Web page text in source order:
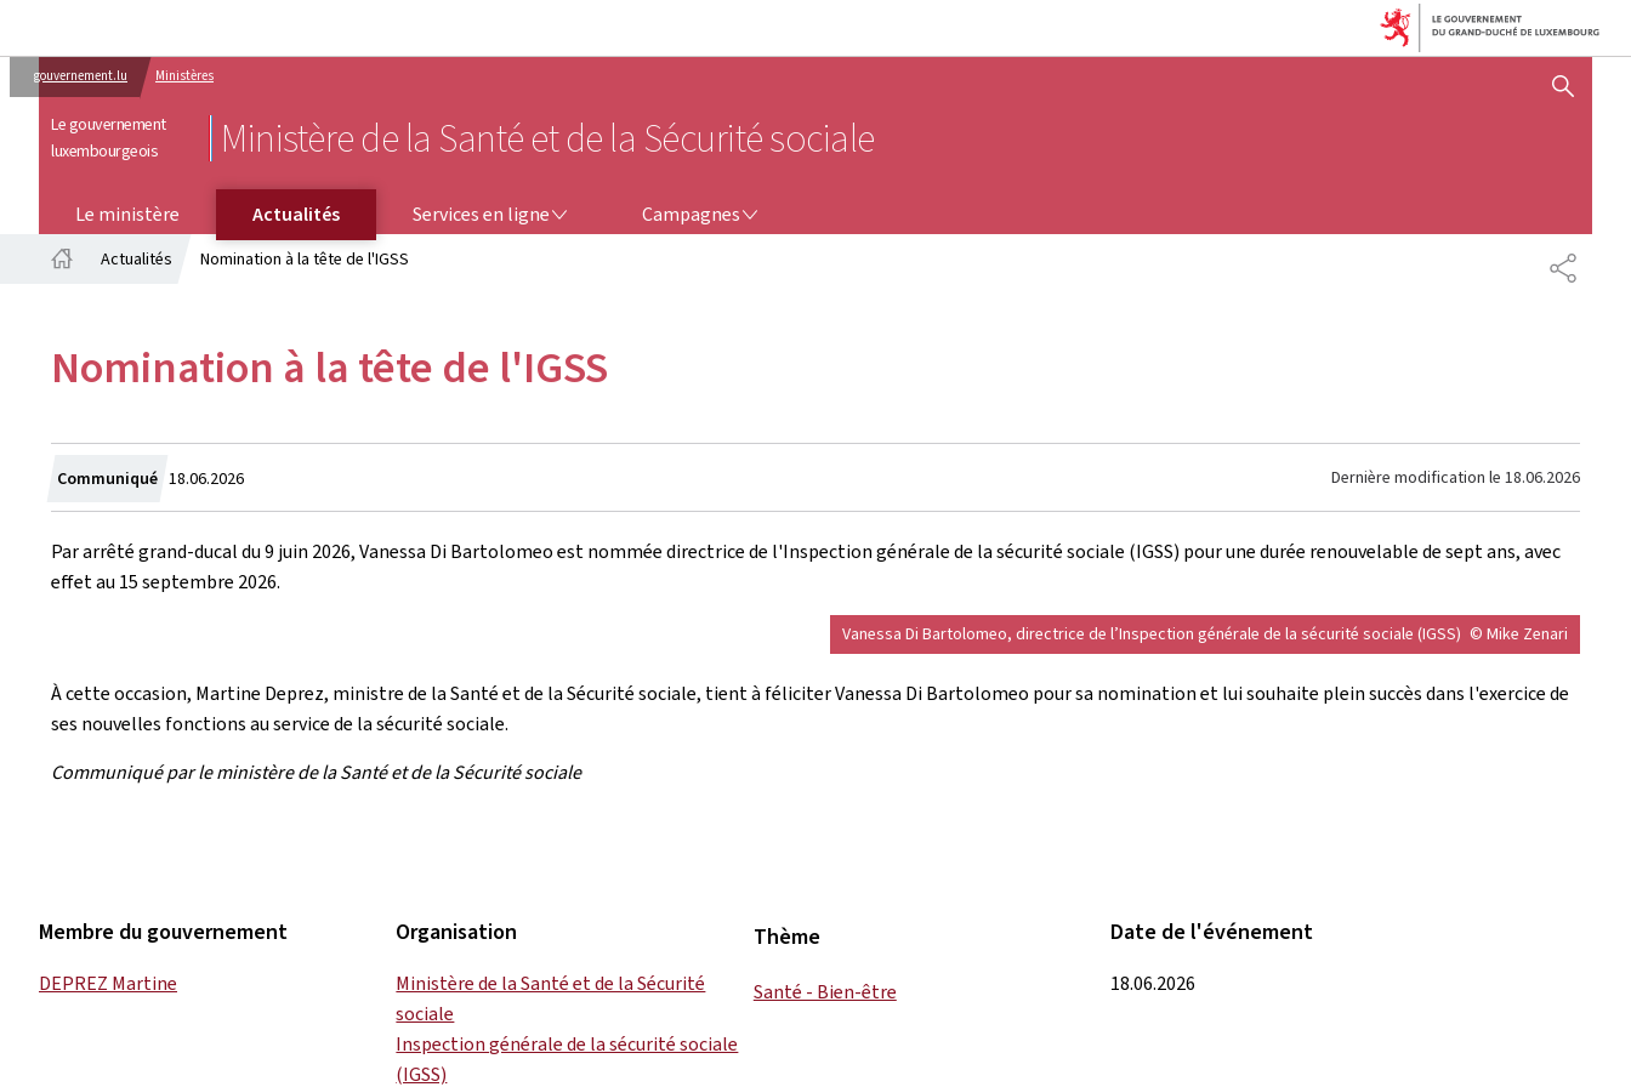
gouvernement.lu Ministères
Le gouvernement
luxembourgeois
Ministère de la Santé et de la Sécurité sociale
AFFICHER / MASQUER
Le ministère Actualités Services en ligne Campagnes
Actualités Nomination à la tête de l'IGSS
Nomination à la tête de l'IGSS
Communiqué Crée
le
18.06.2026 Dernière modification le 18.06.2026
Par arrêté grand-ducal du 9 juin 2026, Vanessa Di Bartolomeo est nommée directrice de l'Inspection générale de la sécurité sociale (IGSS) pour une durée renouvelable de sept ans, avec
effet au 15 septembre 2026.
Vanessa Di Bartolomeo, directrice de l’Inspection générale de la sécurité sociale (IGSS) © Mike Zenari
À cette occasion, Martine Deprez, ministre de la Santé et de la Sécurité sociale, tient à féliciter Vanessa Di Bartolomeo pour sa nomination et lui souhaite plein succès dans l'exercice de
ses nouvelles fonctions au service de la sécurité sociale.
Communiqué par le ministère de la Santé et de la Sécurité sociale
Membre du gouvernement
DEPREZ Martine
Organisation
Ministère de la Santé et de la Sécurité
sociale
Inspection générale de la sécurité sociale
(IGSS)
Thème
Santé - Bien-être
Date de l'événement
18.06.2026